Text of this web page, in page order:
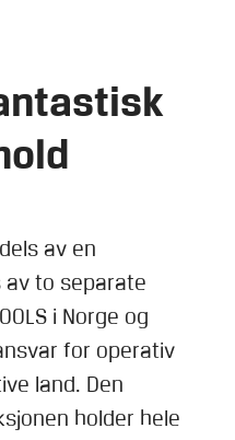
av en
av to separate
i Norge og
for operativ
land. Den
holder hele